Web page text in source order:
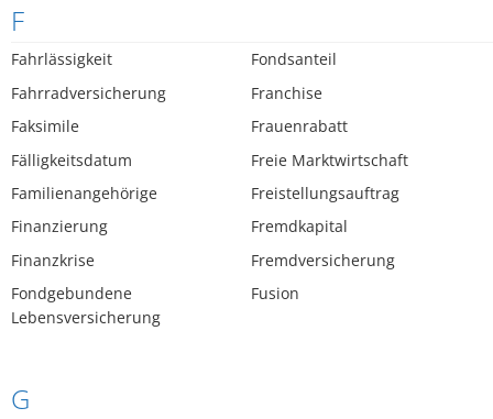
F
Fahrlässigkeit
Fahrradversicherung
Faksimile
Fälligkeitsdatum
Familienangehörige
Finanzierung
Finanzkrise
Fondgebundene
Lebensversicherung
Fondsanteil
Franchise
Frauenrabatt
Freie Marktwirtschaft
Freistellungsauftrag
Fremdkapital
Fremdversicherung
Fusion
G